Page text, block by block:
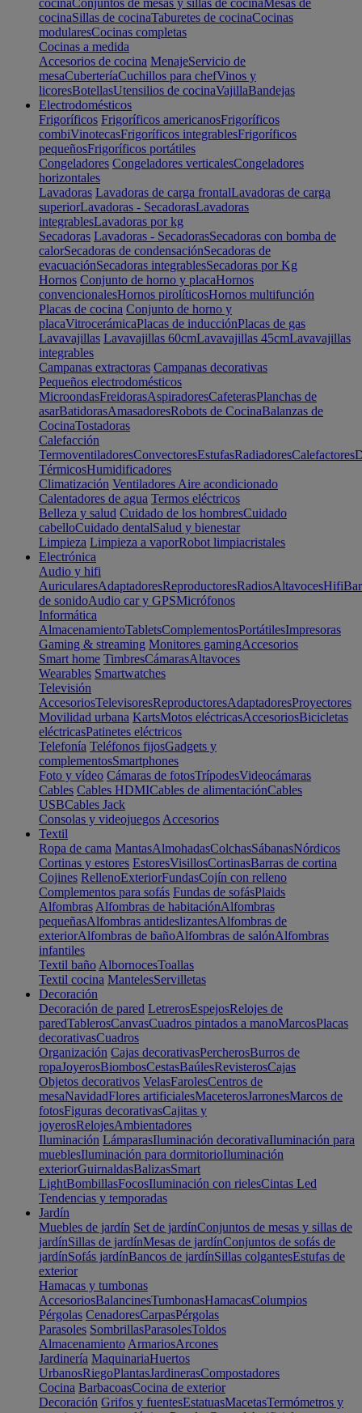
cocinaConjuntos de mesas y sillas de cocinaMesas de
cocinaSillas de cocinaTaburetes de cocinaCocinas
modularesCocinas completas
Cocinas a medida
Accesorios de cocina MenajeServicio de
mesaCuberteríaCuchillos para chefVinos y
licoresBotellasUtensilios de cocinaVajillaBandejas
Electrodomésticos
Frigoríficos Frigoríficos americanosFrigoríficos
combiVinotecasFrigoríficos integrablesFrigoríficos
pequeñosFrigoríficos portátiles
Congeladores Congeladores verticalesCongeladores
horizontales
Lavadoras Lavadoras de carga frontalLavadoras de carga
superiorLavadoras - SecadorasLavadoras
integrablesLavadoras por kg
Secadoras Lavadoras - SecadorasSecadoras con bomba de
calorSecadoras de condensaciónSecadoras de
evacuaciónSecadoras integrablesSecadoras por Kg
Hornos Conjunto de horno y placaHornos
convencionalesHornos pirolíticosHornos multifunción
Placas de cocina Conjunto de horno y
placaVitrocerámicaPlacas de inducciónPlacas de gas
Lavavajillas Lavavajillas 60cmLavavajillas 45cmLavavajillas
integrables
Campanas extractoras Campanas decorativas
Pequeños electrodomésticos
MicroondasFreidorasAspiradoresCafeterasPlanchas de
asarBatidorasAmasadoresRobots de CocinaBalanzas de
CocinaTostadoras
Calefacción
TermoventiladoresConvectoresEstufasRadiadoresCalefactores
TérmicosHumidificadores
Climatización Ventiladores Aire acondicionado
Calentadores de agua Termos eléctricos
Belleza y salud Cuidado de los hombresCuidado
cabelloCuidado dentalSalud y bienestar
Limpieza Limpieza a vaporRobot limpiacristales
Electrónica
Audio y hifi
AuricularesAdaptadoresReproductoresRadiosAltavocesHifi
de sonidoAudio car y GPSMicrófonos
Informática
AlmacenamientoTabletsComplementosPortátilesImpresoras
Gaming & streaming Monitores gamingAccesorios
Smart home TimbresCámarasAltavoces
Wearables Smartwatches
Televisión
AccesoriosTelevisoresReproductoresAdaptadoresProyectores
Movilidad urbana KartsMotos eléctricasAccesoriosBicicletas
eléctricasPatinetes eléctricos
Telefonía Teléfonos fijosGadgets y
complementosSmartphones
Foto y vídeo Cámaras de fotosTrípodesVideocámaras
Cables Cables HDMICables de alimentaciónCables
USBCables Jack
Consolas y videojuegos Accesorios
Textil
Ropa de cama MantasAlmohadasColchasSábanasNórdicos
Cortinas y estores EstoresVisillosCortinasBarras de cortina
Cojines RellenoExteriorFundasCojín con relleno
Complementos para sofás Fundas de sofásPlaids
Alfombras Alfombras de habitaciónAlfombras
pequeñasAlfombras antideslizantesAlfombras de
exteriorAlfombras de bañoAlfombras de salónAlfombras
infantiles
Textil baño AlbornocesToallas
Textil cocina MantelesServilletas
Decoración
Decoración de pared LetrerosEspejosRelojes de
paredTablerosCanvasCuadros pintados a manoMarcosPlacas
decorativasCuadros
Organización Cajas decorativasPercherosBurros de
ropaJoyerosBiombosCestasBaúlesRevisterosCajas
Objetos decorativos VelasFarolesCentros de
mesaNavidadFlores artificialesMaceterosJarronesMarcos de
fotosFiguras decorativasCajitas y
joyerosRelojesAmbientadores
Iluminación LámparasIluminación decorativaIluminación para
mueblesIluminación para dormitorioIluminación
exteriorGuirnaldasBalizasSmart
LightBombillasFocosIluminación con rielesCintas Led
Tendencias y temporadas
Jardín
Muebles de jardín Set de jardínConjuntos de mesas y sillas de
jardínSillas de jardínMesas de jardínConjuntos de sofás de
jardínSofás jardínBancos de jardínSillas colgantesEstufas de
exterior
Hamacas y tumbonas
AccesoriosBalancinesTumbonasHamacasColumpios
Pérgolas CenadoresCarpasPérgolas
Parasoles SombrillasParasolesToldos
Almacenamiento ArmariosArcones
Jardinería MaquinariaHuertos
UrbanosRiegoPlantasJardinerasCompostadores
Cocina BarbacoasCocina de exterior
Decoración Grifos y fuentesEstatuasMacetasTermómetros y